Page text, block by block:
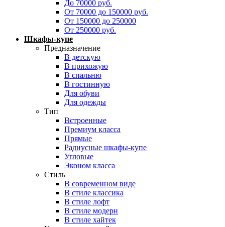
До 70000 руб.
От 70000 до 150000 руб.
От 150000 до 250000
От 250000 руб.
Шкафы-купе
Предназначение
В детскую
В прихожую
В спальню
В гостинную
Для обуви
Для одежды
Тип
Встроенные
Премиум класса
Прямые
Радиусные шкафы-купе
Угловые
Эконом класса
Стиль
В современном виде
В стиле классика
В стиле лофт
В стиле модерн
В стиле хайтек